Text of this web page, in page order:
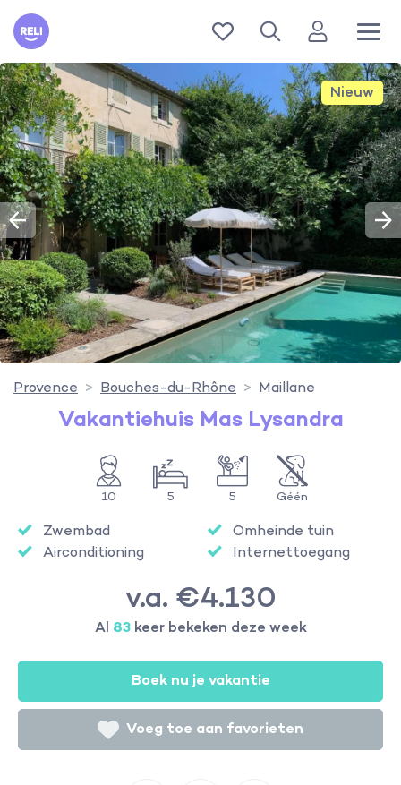
Reli
Nieuw
Provence Bouches-du-Rhône Maillane
Vakantiehuis Mas Lysandra
10 5 5 Géén
Zwembad
Airconditioning
Omheinde tuin
Internettoegang
v.a. €4.130
Al 83keer bekeken deze week
Boek nu je vakantie
Voeg toe aan favorieten